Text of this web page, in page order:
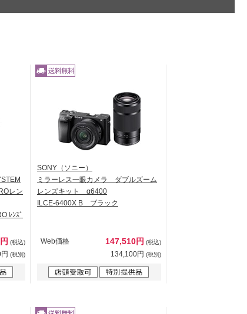
レン
ﾚﾝｽﾞ
(税込)
(税別)
SONY（ソニー）
ミラーレス一眼カメラ ダブルズーム
レンズキット α6400
ILCE-6400X B ブラック
Web価格 147,510円 (税込)
134,100円 (税別)